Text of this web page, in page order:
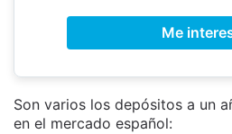
Me
Son varios los depósitos a un
en el mercado español: